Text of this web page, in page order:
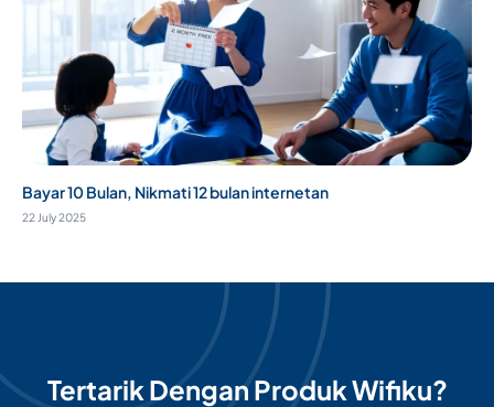
Bayar 10 Bulan, Nikmati 12 bulan internetan
22 July 2025
Tertarik Dengan Produk Wifiku?